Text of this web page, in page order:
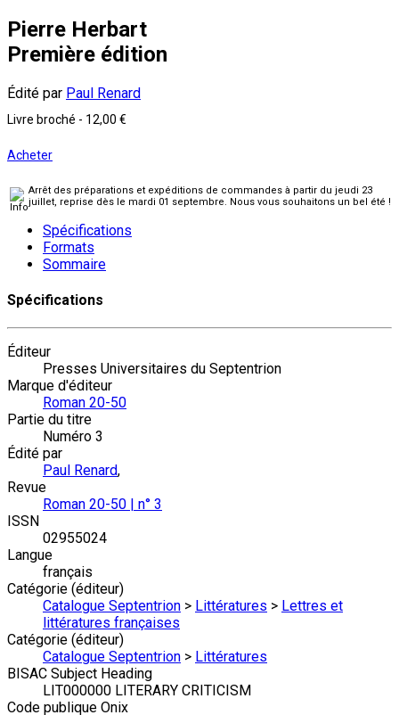
Pierre Herbart
Première édition
Édité par Paul Renard
Livre broché - 12,00 €
Acheter
Arrêt des préparations et expéditions de commandes à partir du jeudi 23
juillet, reprise dès le mardi 01 septembre. Nous vous souhaitons un bel été !
Spécifications
Formats
Sommaire
Spécifications
Éditeur
Presses Universitaires du Septentrion
Marque d'éditeur
Roman 20-50
Partie du titre
Numéro 3
Édité par
Paul Renard,
Revue
Roman 20-50 | n° 3
ISSN
02955024
Langue
français
Catégorie (éditeur)
Catalogue Septentrion > Littératures > Lettres et
littératures françaises
Catégorie (éditeur)
Catalogue Septentrion > Littératures
BISAC Subject Heading
LIT000000 LITERARY CRITICISM
Code publique Onix